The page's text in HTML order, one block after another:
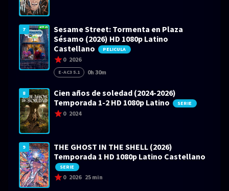
7
Sesame Street: Tormenta en Plaza
Sésamo (2026) HD 1080p Latino
Castellano
PELICULA
0 2026
E-AC3 5.1 0h 30m
8
Cien años de soledad (2024-2026)
Temporada 1-2 HD 1080p Latino
SERIE
0 2024
9
THE GHOST IN THE SHELL (2026)
Temporada 1 HD 1080p Latino Castellano
SERIE
0 2026 25 min